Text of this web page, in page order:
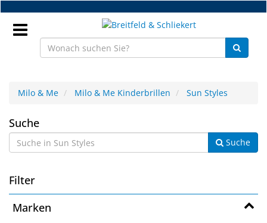
Zum
Hauptinhalt
springen
NEU
Brillenteile
Werkstatt
Milo & Me Milo & Me Kinderbrillen Sun Styles
Sun
Styles
Suche
Suche
Filter
Marken